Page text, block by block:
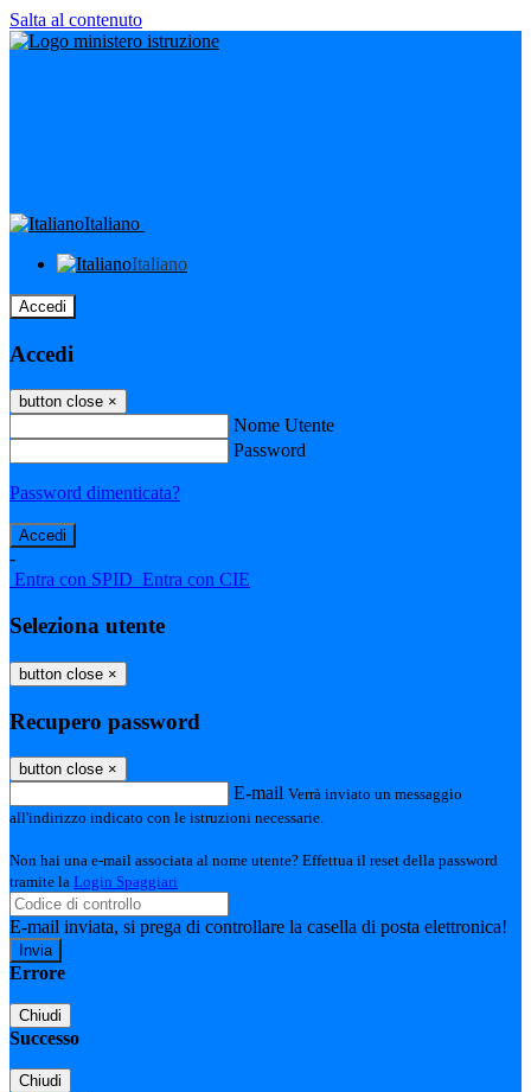
Salta al contenuto
Italiano
Italiano
Accedi
Accedi
button close ×
Nome Utente
Password
Password dimenticata?
-
Entra con SPID Entra con CIE
Seleziona utente
button close ×
Recupero password
button close ×
E-mail Verrà inviato un messaggio
all'indirizzo indicato con le istruzioni necessarie.
Non hai una e-mail associata al nome utente? Effettua il reset della password
tramite la Login Spaggiari
E-mail inviata, si prega di controllare la casella di posta elettronica!
Errore
Chiudi
Successo
Chiudi